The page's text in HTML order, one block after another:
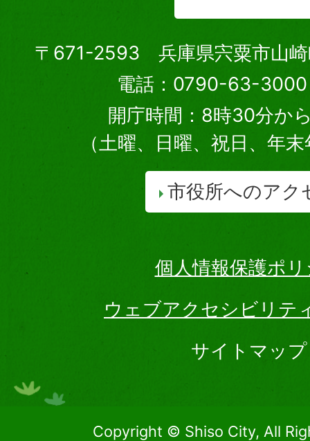
〒671-2593 兵庫県宍粟市山崎
電話：0790-63-3000
開庁時間：8時30分か
（土曜、日曜、祝日、年
市役所へのアク
個人情報保護ポ
ウェブアクセシビリテ
サイトマップ
Copyright © Shiso City, All